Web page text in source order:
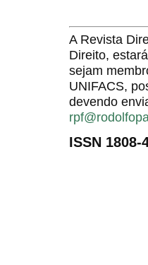
A Revista
Direito,
sejam
UNIFACS,
devendo
ISSN 1808-